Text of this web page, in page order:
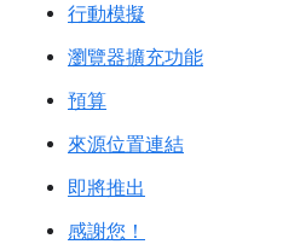
行動模擬
瀏覽器擴充功能
預算
來源位置連結
即將推出
感謝您！